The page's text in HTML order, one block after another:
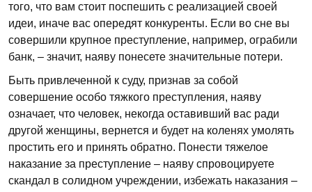
того, что вам стоит поспешить с реализацией своей
идеи, иначе вас опередят конкуренты. Если во сне вы
совершили крупное преступление, например, ограбили
банк, – значит, наяву понесете значительные потери.
Быть привлеченной к суду, признав за собой
совершение особо тяжкого преступления, наяву
означает, что человек, некогда оставивший вас ради
другой женщины, вернется и будет на коленях умолять
простить его и принять обратно. Понести тяжелое
наказание за преступление – наяву спровоцируете
скандал в солидном учреждении, избежать наказания –